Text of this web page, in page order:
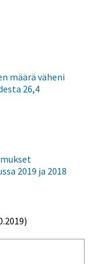
määrä väheni
26,4
2019 ja 2018